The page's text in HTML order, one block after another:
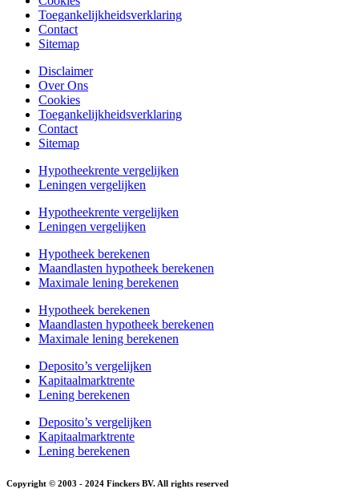
Toegankelijkheidsverklaring
Contact
Sitemap
Disclaimer
Over Ons
Cookies
Toegankelijkheidsverklaring
Contact
Sitemap
Hypotheekrente vergelijken
Leningen vergelijken
Hypotheekrente vergelijken
Leningen vergelijken
Hypotheek berekenen
Maandlasten hypotheek berekenen
Maximale lening berekenen
Hypotheek berekenen
Maandlasten hypotheek berekenen
Maximale lening berekenen
Deposito’s vergelijken
Kapitaalmarktrente
Lening berekenen
Deposito’s vergelijken
Kapitaalmarktrente
Lening berekenen
Copyright © 2003 - 2024 Finckers BV. All rights reserved